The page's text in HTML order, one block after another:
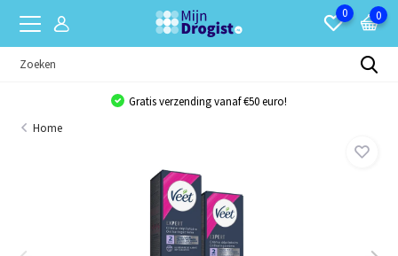
0 0
Gratis verzending vanaf €50 euro!
Home